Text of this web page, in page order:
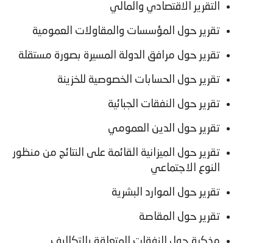
التقرير الاقتصادي والمالي
تقرير حول المؤسسات والمقاولات العمومية
تقرير حول مرافق الدولة المسيرة بصورة مستقلة
تقرير حول الحسابات الخصوصية للخزينة
تقرير حول النفقات الجبائية
تقرير حول الدين العمومي
تقرير حول الميزانية القائمة على النتائج من منظور
النوع الاجتماعي
تقرير حول الموارد البشرية
تقرير حول المقاصة